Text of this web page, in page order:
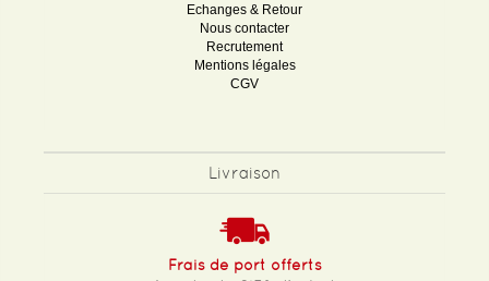
Echanges & Retour
Nous contacter
Recrutement
Mentions légales
CGV
Livraison
Frais de port offerts